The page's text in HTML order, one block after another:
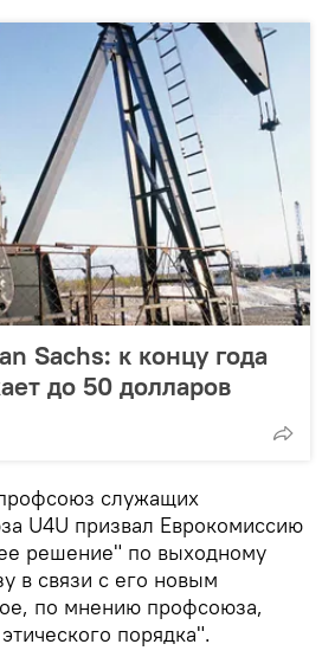
Sachs: к концу года
до 50 долларов
служащих
U4U призвал Еврокомиссию
решение" по выходному
в связи с его новым
по мнению профсоюза,
порядка".